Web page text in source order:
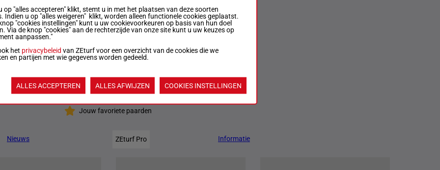
21:40 Officiële uitslag: 3 - 2 - 7 - 5 - 1 Uitslagen
22:14Officiële uitslag: 8 - 2 - 7 - 6 - 4 Uitslagen
22:45Officiële uitslag: 6 - 2 - 3 - 5 - 1 Uitslagen
23:17Officiële uitslag: 6 - 8 - 1 - 5 - 3 Uitslagen
Jouw favoriete paarden
Nieuws ZEturf Pro Informatie
op "alles accepteren" klikt, stemt u in met het plaatsen van deze soorten
Indien u op "alles weigeren" klikt, worden alleen functionele cookies geplaatst.
"cookies instellingen" kunt u uw cookievoorkeuren op basis van hun doel
Via de knop "cookies" aan de rechterzijde van onze site kunt u uw keuzes op
aanpassen."
het privacybeleid van ZEturf voor een overzicht van de cookies die we
en partijen met wie gegevens worden gedeeld.
ALLES ACCEPTEREN ALLES AFWIJZEN COOKIES INSTELLINGEN